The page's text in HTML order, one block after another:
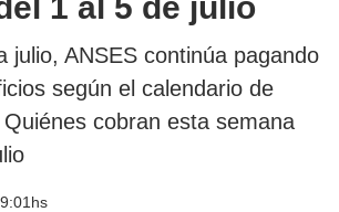
julio, ANSES continúa pagando
según el calendario de
cobran esta semana